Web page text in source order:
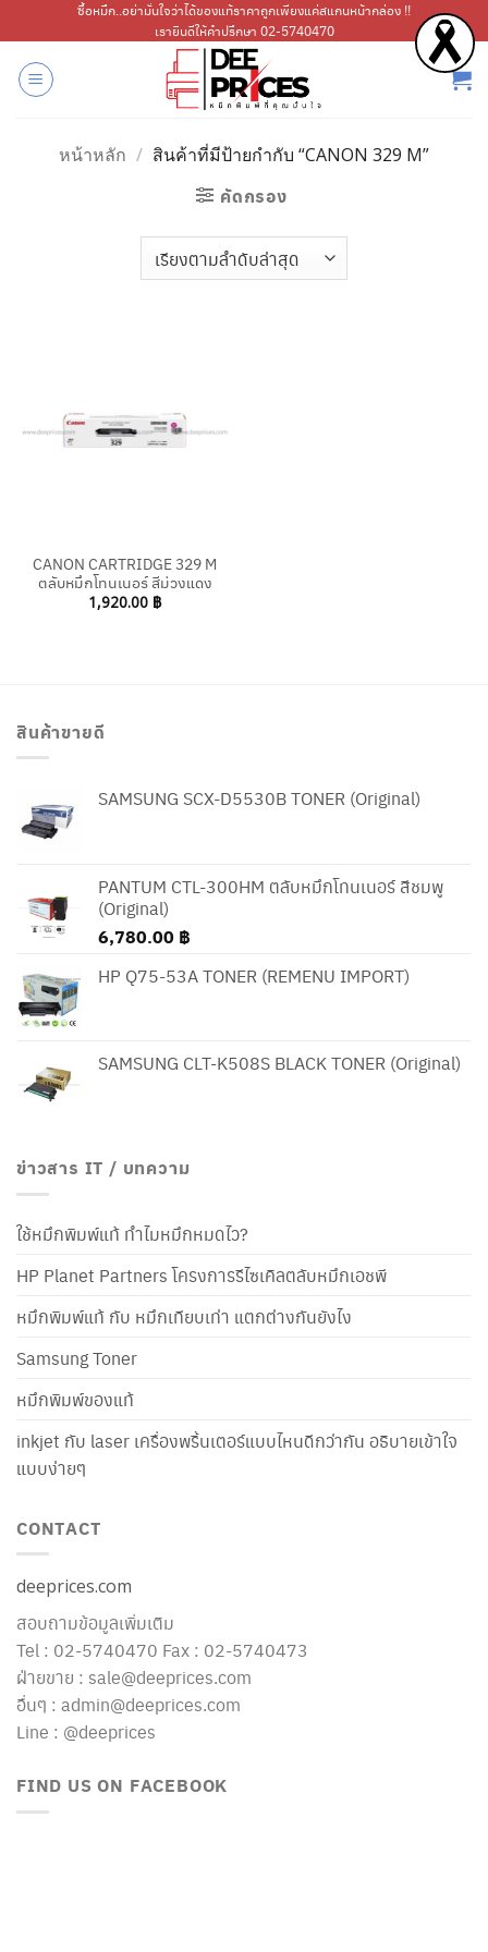
ไป
เนื้อหา
ซื้อหมึก..อย่ามั่นใจว่าได้ของแท้ราคาถูกเพียงแค่สแกนหน้ากล่อง !!
เรายินดีให้คำปรึกษา 02-5740470
หน้าหลัก / สินค้าที่มีป้ายกำกับ “CANON 329 M”
คัดกรอง
CANON CARTRIDGE 329 M
ตลับหมึกโทนเนอร์ สีม่วงแดง
1,920.00 ฿
สินค้าขายดี
SAMSUNG SCX-D5530B TONER (Original)
PANTUM CTL-300HM ตลับหมึกโทนเนอร์ สีชมพู
(Original)
6,780.00 ฿
HP Q75-53A TONER (REMENU IMPORT)
SAMSUNG CLT-K508S BLACK TONER (Original)
ข่าวสาร IT / บทความ
ใช้หมึกพิมพ์แท้ ทำไมหมึกหมดไว?
HP Planet Partners โครงการรีไซเคิลตลับหมึกเอชพี
หมึกพิมพ์แท้ กับ หมึกเทียบเท่า แตกต่างกันยังไง
Samsung Toner
หมึกพิมพ์ของแท้
inkjet กับ laser เครื่องพริ้นเตอร์แบบไหนดีกว่ากัน อธิบายเข้าใจ
แบบง่ายๆ
CONTACT
deeprices.com
สอบถามข้อมูลเพิ่มเติม
Tel : 02-5740470 Fax : 02-5740473
ฝ่ายขาย : sale@deeprices.com
อื่นๆ : admin@deeprices.com
Line : @deeprices
FIND US ON FACEBOOK